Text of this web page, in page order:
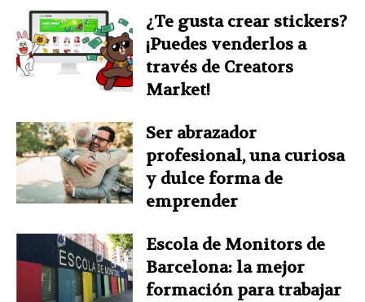
¿Te gusta crear stickers?
¡Puedes venderlos a
través de Creators
Market!
Ser abrazador
profesional, una curiosa
y dulce forma de
emprender
Escola de Monitors de
Barcelona: la mejor
formación para trabajar